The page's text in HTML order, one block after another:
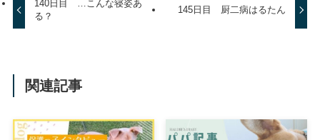
140日目 …こんな寝姿あ
る？
145日目 厨二病はるたん
関連記事